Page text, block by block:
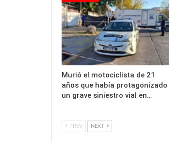
Murió el motociclista de 21
años que había protagonizado
un grave siniestro vial en…
PREV NEXT